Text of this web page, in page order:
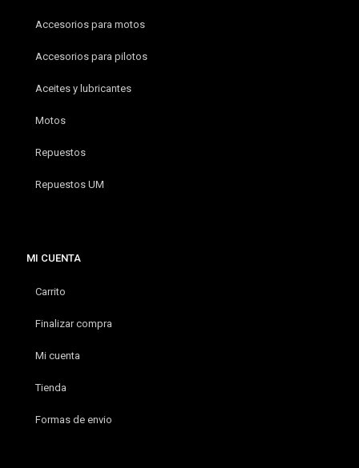
Accesorios para motos
Accesorios para pilotos
Aceites y lubricantes
Motos
Repuestos
Repuestos UM
MI CUENTA
Carrito
Finalizar compra
Mi cuenta
Tienda
Formas de envio